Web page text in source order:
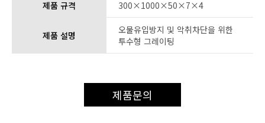
제품 규격 300×1000×50×7×4
제품 설명
오물유입방지 및 악취차단을 위한
투수형 그레이팅
제품문의